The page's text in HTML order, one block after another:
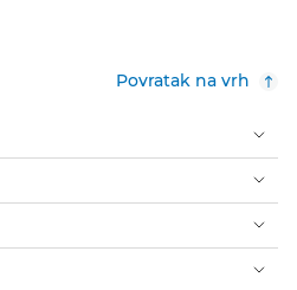
Povratak na vrh